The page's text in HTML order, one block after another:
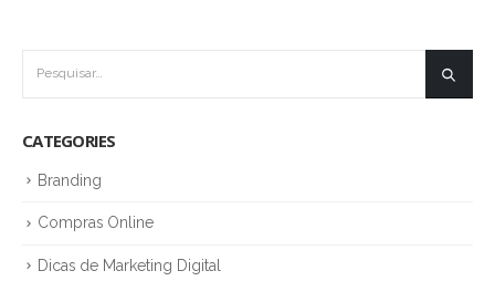
CATEGORIES
Branding
Compras Online
Dicas de Marketing Digital